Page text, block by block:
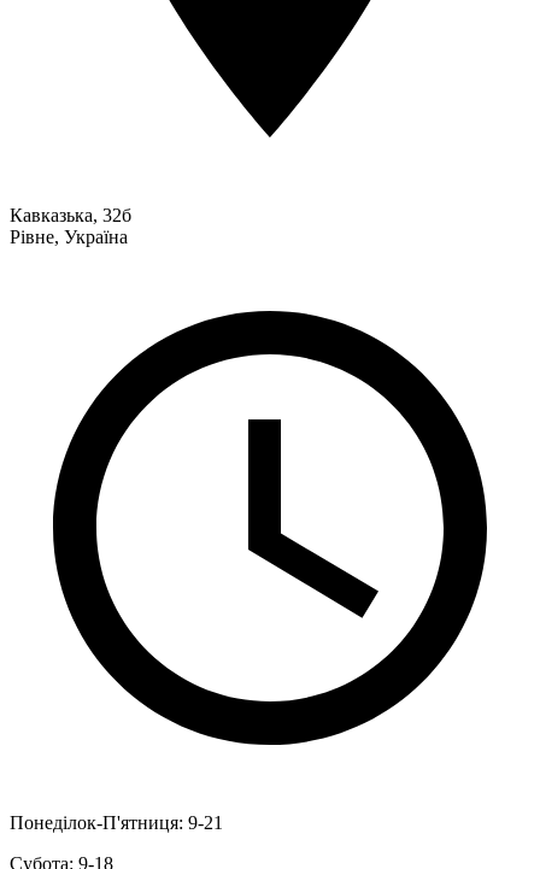
Кавказька, 32б
Рівне, Україна
Понеділок-П'ятниця: 9-21
Субота: 9-18